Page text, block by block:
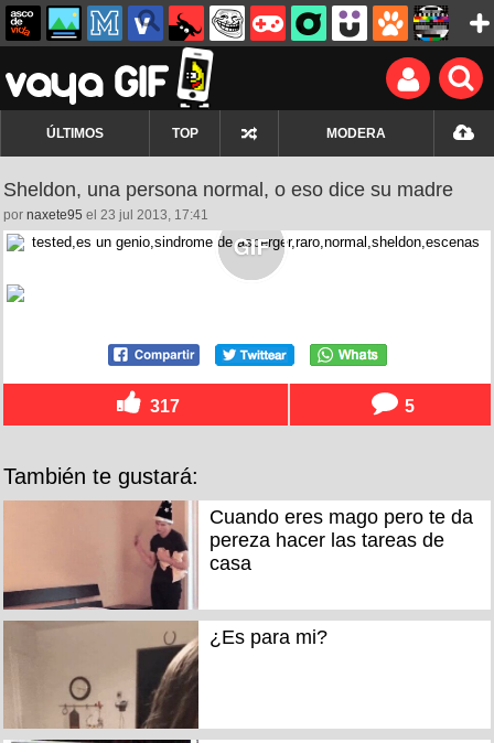
ÚLTIMOS TOP MODERA
Sheldon, una persona normal, o eso dice su madre
por naxete95 el 23 jul 2013, 17:41
317 5
También te gustará:
Cuando eres mago pero te da
pereza hacer las tareas de
casa
¿Es para mi?